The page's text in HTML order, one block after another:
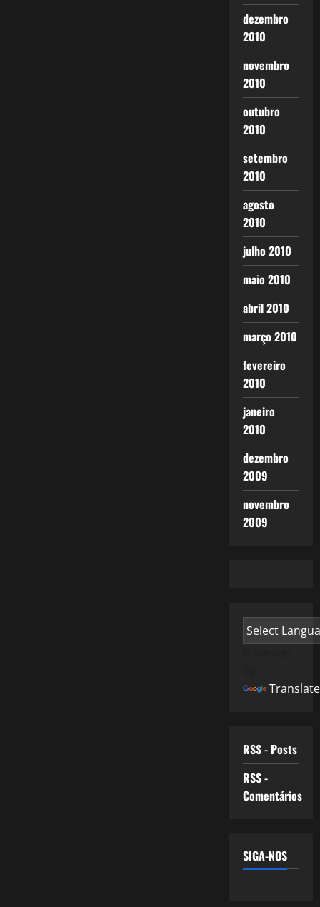
dezembro
2010
novembro
2010
outubro
2010
setembro
2010
agosto
2010
julho 2010
maio 2010
abril 2010
março 2010
fevereiro
2010
janeiro
2010
dezembro
2009
novembro
2009
Translate
RSS - Posts
RSS -
Comentários
SIGA-NOS